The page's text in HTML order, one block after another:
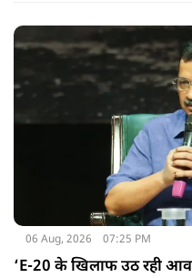
06 Aug, 2026 07:25 PM
‘E-20 के खिलाफ उठ रही